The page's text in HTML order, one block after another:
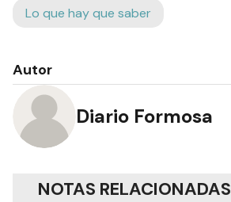
Lo que hay que saber
Autor
Diario Formosa
NOTAS RELACIONADAS